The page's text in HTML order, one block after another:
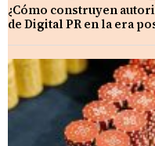
¿Cómo construyen
de Digital PR en la era